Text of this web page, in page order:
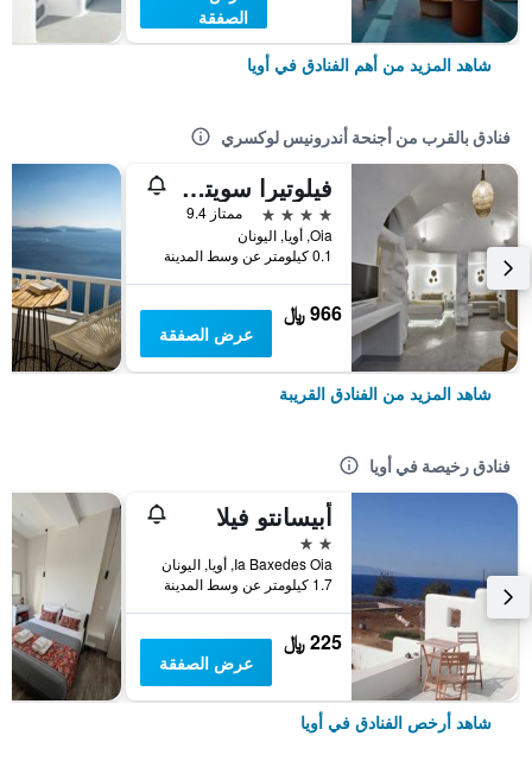
الصفقة
شاهد المزيد من أهم الفنادق في أويا
فنادق بالقرب من أجنحة أندرونيس لوكسري
فيلوتيرا سويتس
4 نجوم
ممتاز 9.4
Oia, أويا, اليونان
0.1 كيلومتر عن وسط المدينة
966 ﷼
عرض الصفقة
شاهد المزيد من الفنادق القريبة
فنادق رخيصة في أويا
أبيسانتو فيلا
2 نجمتين
Ia Baxedes Oia, أويا, اليونان
1.7 كيلومتر عن وسط المدينة
225 ﷼
عرض الصفقة
شاهد أرخص الفنادق في أويا